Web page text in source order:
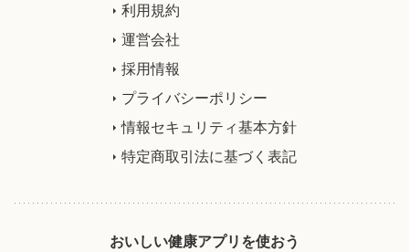
利用規約
運営会社
採用情報
プライバシーポリシー
情報セキュリティ基本方針
特定商取引法に基づく表記
おいしい健康アプリを使おう